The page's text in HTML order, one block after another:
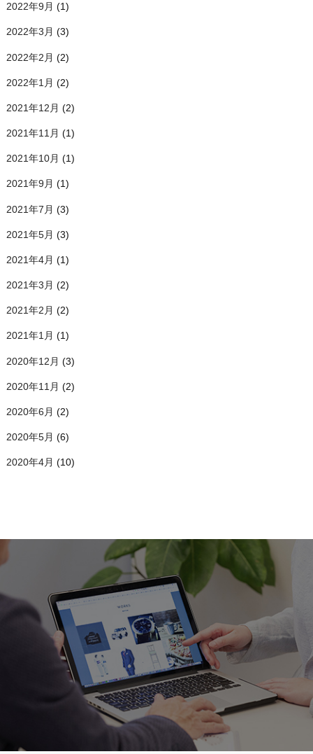
2022年9月 (1)
2022年3月 (3)
2022年2月 (2)
2022年1月 (2)
2021年12月 (2)
2021年11月 (1)
2021年10月 (1)
2021年9月 (1)
2021年7月 (3)
2021年5月 (3)
2021年4月 (1)
2021年3月 (2)
2021年2月 (2)
2021年1月 (1)
2020年12月 (3)
2020年11月 (2)
2020年6月 (2)
2020年5月 (6)
2020年4月 (10)